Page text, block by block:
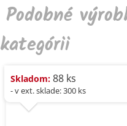
Podobné
kategórii
Skladom: 88 ks
- v ext. sklade: 300 ks